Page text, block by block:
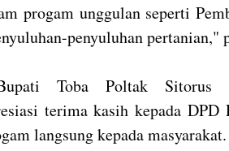
progam unggulan seperti
penyuluhan pertanian,"
Toba Poltak Sitorus
terima kasih kepada DPD
langsung kepada masyarakat.